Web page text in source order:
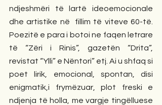
ndjeshmëri të lartë ideoemocionale
dhe artistike në  fillim të viteve 60-të.
Poezitë e para i botoi ne faqen letrare
të “Zëri i Rinis”, gazetën “Drita”,
revistat “Ylli” e Nëntori” etj. Ai u shfaq si
poet lirik, emocional, spontan, disi
enigmatik,i frymëzuar, plot freski e
ndjenja të holla, me vargje tingëlluese